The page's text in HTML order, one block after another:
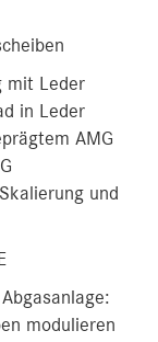
mit Leder
in Leder
AMG
und
modulieren